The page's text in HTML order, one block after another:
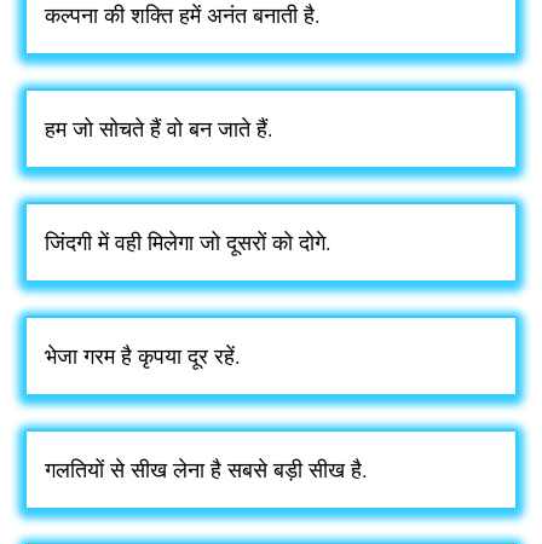
कल्पना की शक्ति हमें अनंत बनाती है.
हम जो सोचते हैं वो बन जाते हैं.
जिंदगी में वही मिलेगा जो दूसरों को दोगे.
भेजा गरम है कृपया दूर रहें.
गलतियों से सीख लेना है सबसे बड़ी सीख है.